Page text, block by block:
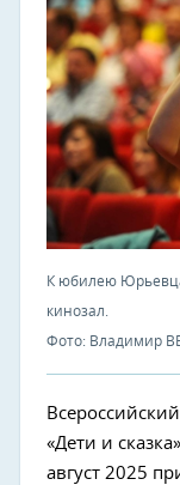
К юбилею
кинозал.
Фото: Владимир
«Дети и
август 2025